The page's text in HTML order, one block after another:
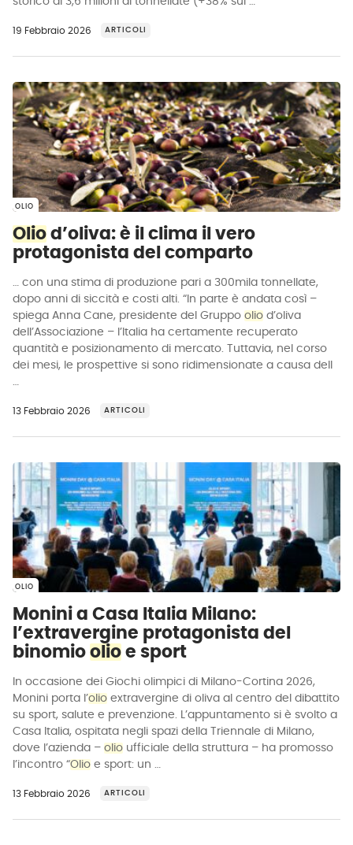
19 Febbraio 2026 ARTICOLI
OLIO
Olio d’oliva: è il clima il vero
protagonista del comparto
… con una stima di produzione pari a 300mila tonnellate,
dopo anni di siccità e costi alti. “In parte è andata così –
spiega Anna Cane, presidente del Gruppo olio d’oliva
dell’Associazione – l’Italia ha certamente recuperato
quantità e posizionamento di mercato. Tuttavia, nel corso
dei mesi, le prospettive si sono ridimensionate a causa dell
…
13 Febbraio 2026 ARTICOLI
OLIO
Monini a Casa Italia Milano:
l’extravergine protagonista del
binomio olio e sport
In occasione dei Giochi olimpici di Milano-Cortina 2026,
Monini porta l’olio extravergine di oliva al centro del dibattito
su sport, salute e prevenzione. L’appuntamento si è svolto a
Casa Italia, ospitata negli spazi della Triennale di Milano,
dove l’azienda – olio ufficiale della struttura – ha promosso
l’incontro “Olio e sport: un …
13 Febbraio 2026 ARTICOLI